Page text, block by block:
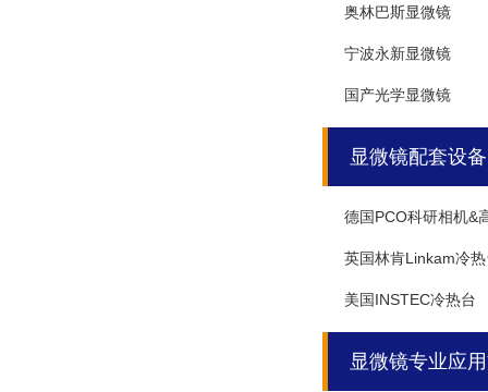
奥林巴斯显微镜
宁波永新显微镜
国产光学显微镜
显微镜配套设备
德国PCO科研相机&
英国林肯Linkam冷
美国INSTEC冷热台
显微镜专业应